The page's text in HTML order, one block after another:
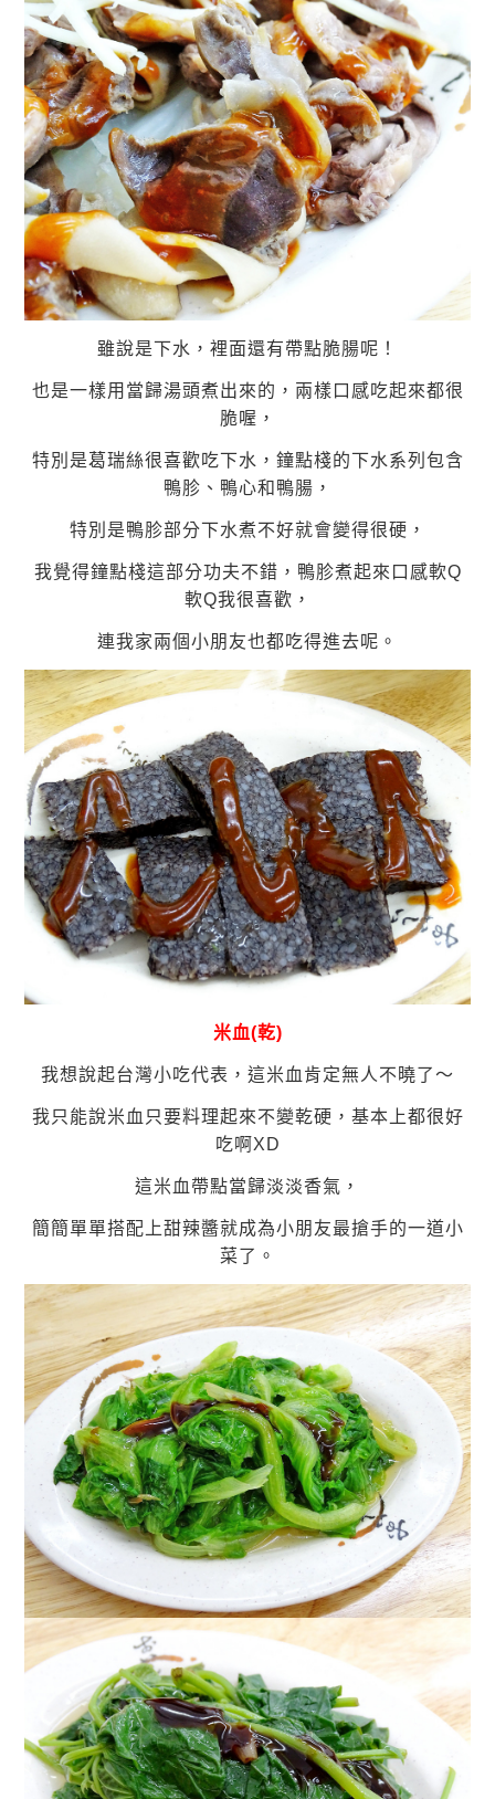
雖說是下水，裡面還有帶點脆腸呢！
也是一樣用當歸湯頭煮出來的，兩樣口感吃起來都很
脆喔，
特別是葛瑞絲很喜歡吃下水，鐘點棧的下水系列包含
鴨胗、鴨心和鴨腸，
特別是鴨胗部分下水煮不好就會變得很硬，
我覺得鐘點棧這部分功夫不錯，鴨胗煮起來口感軟Q
軟Q我很喜歡，
連我家兩個小朋友也都吃得進去呢。
米血(乾)
我想說起台灣小吃代表，這米血肯定無人不曉了～
我只能說米血只要料理起來不變乾硬，基本上都很好
吃啊XD
這米血帶點當歸淡淡香氣，
簡簡單單搭配上甜辣醬就成為小朋友最搶手的一道小
菜了。